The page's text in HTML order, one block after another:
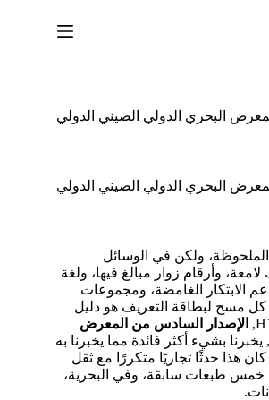
البحري الدولي الصيني الدولي
البحري الدولي الصيني الدولي
ولكن في الوسائل
وأرقام زوار مبالغ فيها، ولغة
الابتكار الغامضة، ومجموعات
كل مسح لبطاقة التعريف هو دليل
الإصدار السادس من المعرض
, يخبرنا بشيء أكثر فائدة مما يخبرنا به
هذا حدثًا تجاريًا متكررًا مع ثقل
خمس طبعات سابقة، وفي البحرية،